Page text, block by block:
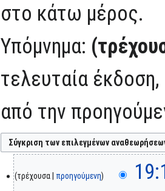
στο κάτω μέρος.
Υπόμνημα:
τελευταία έκδοση,
από την
τρέχουσα προηγούμενη